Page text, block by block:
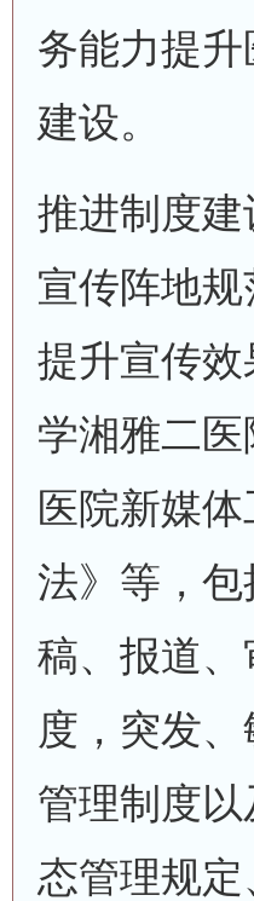
务能力提
建设。
推进制度
宣传阵地
提升宣传
学湘雅二
医院新媒
法》等，
稿、报道
度，突发
管理制度
态管理规